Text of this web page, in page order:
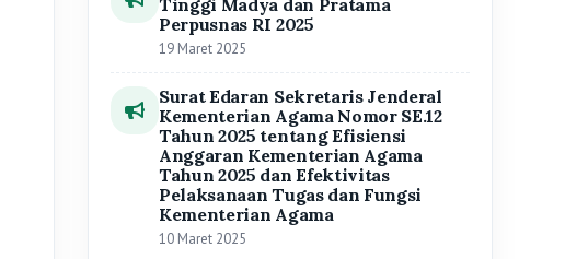
Berita Populer
Refleksi Akhir Ramadhan, Menjadi
Insan yang Lebih Baik
8,131 dibaca